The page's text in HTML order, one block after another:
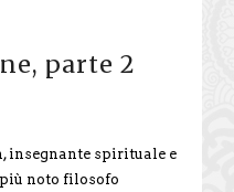
parte 2
insegnante spirituale e
noto filosofo